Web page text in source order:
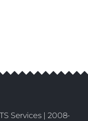
Services | 2008-